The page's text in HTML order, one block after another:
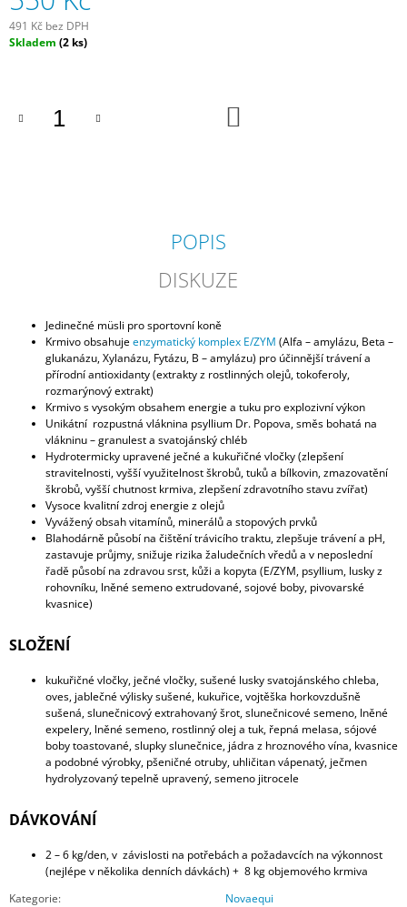
491 Kč bez DPH
Měrná
Skladem (2 ks)
POPIS
DISKUZE
Jedinečné müsli pro sportovní koně
Krmivo obsahujeenzymatický komplex E/ZYM (Alfa – amylázu, Beta –
glukanázu, Xylanázu, Fytázu, B – amylázu) pro účinnější trávení a
přírodní antioxidanty (extrakty z rostlinných olejů, tokoferoly,
rozmarýnový extrakt)
Krmivo s vysokým obsahem energie a tuku pro explozivní výkon
Unikátní rozpustná vláknina psyllium Dr. Popova, směs bohatá na
vlákninu – granulest a svatojánský chléb
Hydrotermicky upravené ječné a kukuřičné vločky (zlepšení
stravitelnosti, vyšší využitelnost škrobů, tuků a bílkovin, zmazovatění
škrobů, vyšší chutnost krmiva, zlepšení zdravotního stavu zvířat)
Vysoce kvalitní zdroj energie z olejů
Vyvážený obsah vitamínů, minerálů a stopových prvků
Blahodárně působí na čištění trávicího traktu, zlepšuje trávení a pH,
zastavuje průjmy, snižuje rizika žaludečních vředů a v neposlední
řadě působí na zdravou srst, kůži a kopyta (E/ZYM, psyllium, lusky z
rohovníku, lněné semeno extrudované, sojové boby, pivovarské
kvasnice)
SLOŽENÍ
kukuřičné vločky, ječné vločky, sušené lusky svatojánského chleba,
oves, jablečné výlisky sušené, kukuřice, vojtěška horkovzdušně
sušená, slunečnicový extrahovaný šrot, slunečnicové semeno, lněné
expelery, lněné semeno, rostlinný olej a tuk, řepná melasa, sójové
boby toastované, slupky slunečnice, jádra z hroznového vína, kvasnice
a podobné výrobky, pšeničné otruby, uhličitan vápenatý, ječmen
hydrolyzovaný tepelně upravený, semeno jitrocele
DÁVKOVÁNÍ
2 – 6 kg/den, v závislosti na potřebách a požadavcích na výkonnost
(nejlépe v několika denních dávkách) + 8 kg objemového krmiva
Kategorie:
Novaequi
J
E
M
NOVAEQUI
CLASSIC